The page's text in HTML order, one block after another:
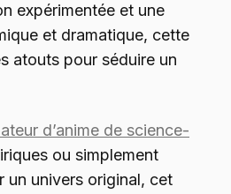
expérimentée et une
et dramatique, cette
atouts pour séduire un
d’anime de science-
ou simplement
un univers original, cet